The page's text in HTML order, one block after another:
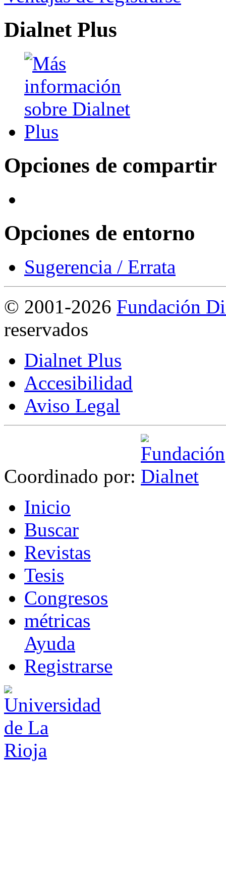
Dialnet Plus
Opciones de compartir
Opciones de entorno
Sugerencia / Errata
© 2001-2026 Fundación
reservados
Dialnet Plus
Accesibilidad
Aviso Legal
Coordinado por:
Inicio
Buscar
Revistas
Tesis
Congresos
métricas
Ayuda
Registrarse